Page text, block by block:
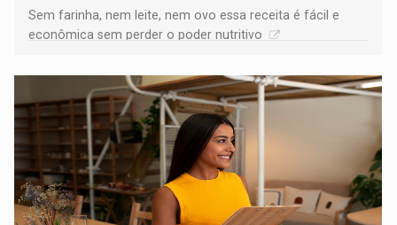
Sem farinha, nem leite, nem ovo essa receita é fácil e
econômica sem perder o poder nutritivo